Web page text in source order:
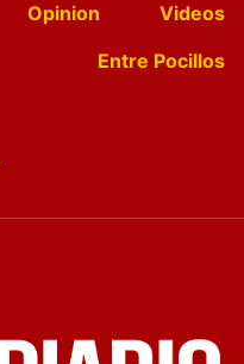
Opinion
Videos
Entre Pocillos